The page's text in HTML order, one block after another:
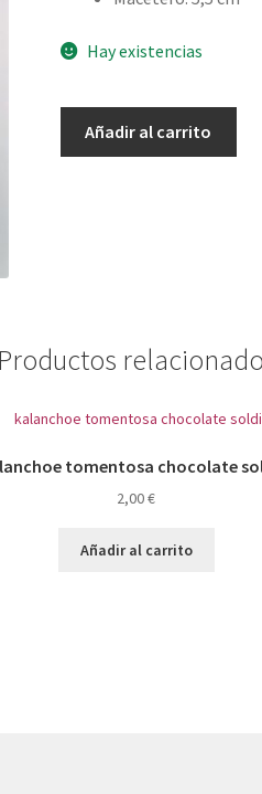
Hay existencias
Añadir al carrito
Productos
tomentosa chocolate
2,00€
Añadir al carrito